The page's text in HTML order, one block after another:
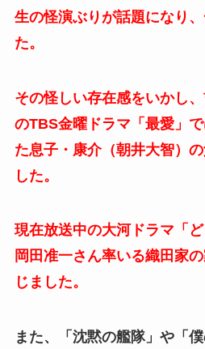
生の怪演ぶりが話題になり
た。
その怪しい存在感をいかし
のTBS金曜ドラマ「最愛」
た息子・康介（朝井大智）
した。
現在放送中の大河ドラマ「ど
岡田准一さん率いる織田家
じました。
また、「沈黙の艦隊」や「